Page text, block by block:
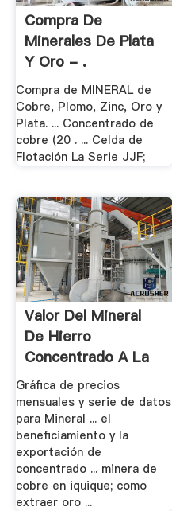
Compra De
Minerales De Plata
Y Oro - .
Compra de MINERAL de
Cobre, Plomo, Zinc, Oro y
Plata. ... Concentrado de
cobre (20 . ... Celda de
Flotación La Serie JJF;
Valor Del Mineral
De Hierro
Concentrado A La
Fecha .
Gráfica de precios
mensuales y serie de datos
para Mineral ... el
beneficiamiento y la
exportación de
concentrado ... minera de
cobre en iquique; como
extraer oro ...